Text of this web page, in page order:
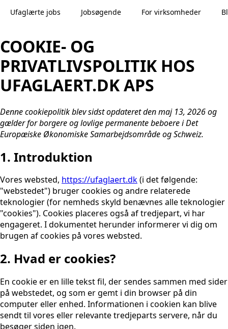
Ufaglærte jobs Jobsøgende For virksomheder
COOKIE- OG
PRIVATLIVSPOLITIK HOS
UFAGLAERT.DK APS
Denne cookiepolitik blev sidst opdateret den maj 13, 2026 og
gælder for borgere og lovlige permanente beboere i Det
Europæiske Økonomiske Samarbejdsområde og Schweiz.
1. Introduktion
Vores websted, https://ufaglaert.dk(i det følgende:
"webstedet") bruger cookies og andre relaterede
teknologier (for nemheds skyld benævnes alle teknologier
"cookies"). Cookies placeres også af tredjepart, vi har
engageret. I dokumentet herunder informerer vi dig om
brugen af ​​cookies på vores websted.
2. Hvad er cookies?
En cookie er en lille tekst fil, der sendes sammen med sider
på webstedet, og som er gemt i din browser på din
computer eller enhed. Informationen i cookien kan blive
sendt til vores eller relevante tredjeparts servere, når du
besøger siden igen.